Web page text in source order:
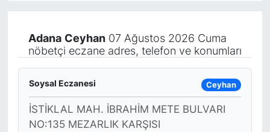
Adana Ceyhan07 Ağustos 2026 Cuma
nöbetçi eczane adres, telefon ve konumları
Soysal Eczanesi Ceyhan
İSTİKLAL MAH. İBRAHİM METE BULVARI
NO:135 MEZARLIK KARŞISI
KÖŞE YAZILARI (Arşiv)
KÜLTÜR SANAT
MAGAZİN